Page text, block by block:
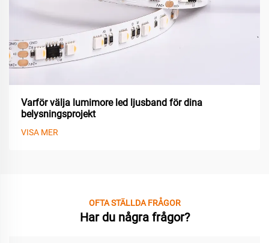
Varför välja lumimore led ljusband för dina
belysningsprojekt
VISA MER
OFTA STÄLLDA FRÅGOR
Har du några frågor?